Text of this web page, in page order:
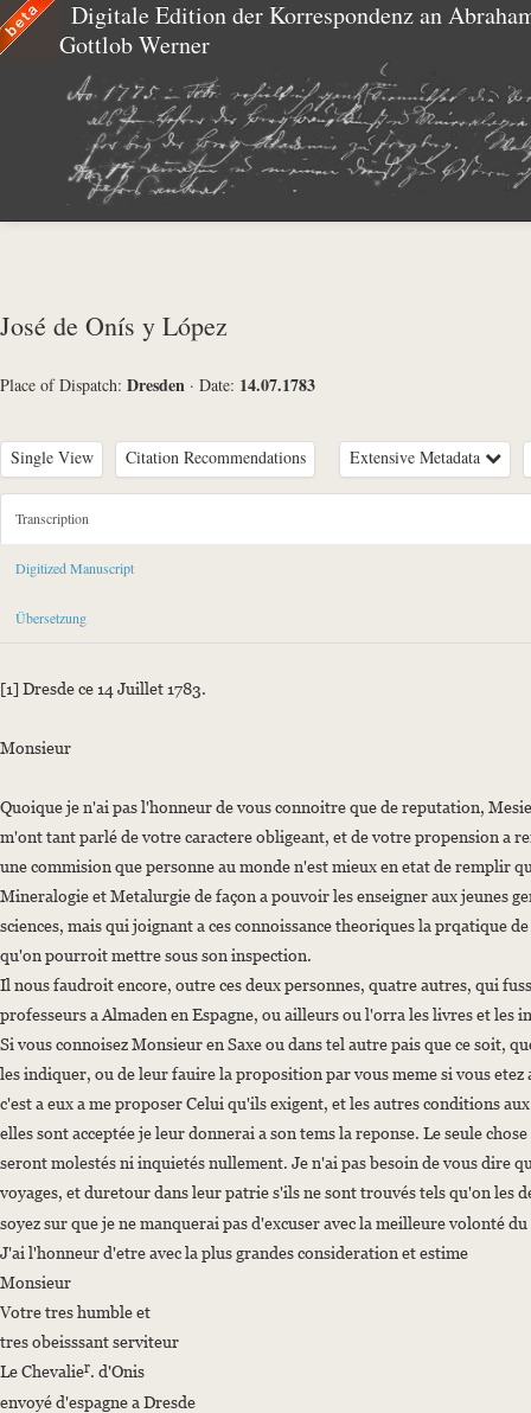
Digitale Edition der Korrespondenz an
Gottlob Werner
José de Onís y López
Place of Dispatch: Dresden · Date: 14.07.1783
Single View Citation Recommendations Extensive Metadata
Metadata Concerning Header
Sender: Onís y López, José de
Recipient: Werner, Abraham Gottlob
Manuscript
Classification Number: Nachlass Abraham Gottlob Werner, Band I (A)
Monsieur
Quoique je n'ai pas l'honneur de vous connoitre que de reputation,
Language
French
Transcription
Digitized Manuscript
Übersetzung
[1] Dresde ce 14 Juillet 1783.
Monsieur
Quoique je n'ai pas l'honneur de vous connoitre que de reputation,
m'ont tant parlé de votre caractere obligeant, et de votre propension a
une commision que personne au monde n'est mieux en etat de remplir
Mineralogie et Metalurgie de façon a pouvoir les enseigner aux jeunes
sciences, mais qui joignant a ces connoissance theoriques la prqatique
qu'on pourroit mettre sous son inspection.
Il nous faudroit encore, outre ces deux personnes, quatre autres, qui
professeurs a Almaden en Espagne, ou ailleurs ou l'orra les livres et les
Si vous connoisez Monsieur en Saxe ou dans tel autre pais que ce soit,
les indiquer, ou de leur fauire la proposition par vous meme si vous
c'est a eux a me proposer Celui qu'ils exigent, et les autres conditions
elles sont acceptée je leur donnerai a son tems la reponse. Le seule
seront molestés ni inquietés nullement. Je n'ai pas besoin de vous
voyages, et duretour dans leur patrie s'ils ne sont trouvés tels qu'on les
soyez sur que je ne manquerai pas d'excuser avec la meilleure volonté
J'ai l'honneur d'etre avec la plus grandes consideration et estime
Monsieur
Votre tres humble et
tres obeisssant serviteur
Le Chevalier. d'Onis
envoyé d'espagne a Dresde